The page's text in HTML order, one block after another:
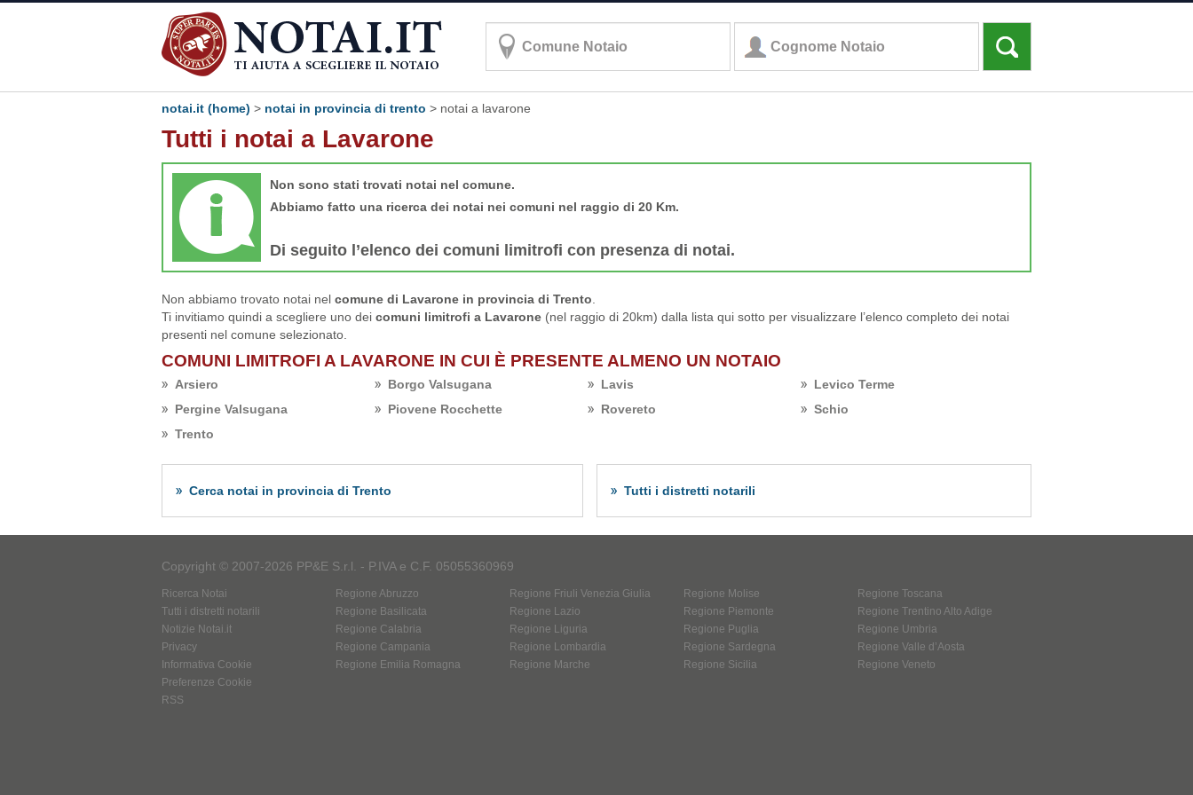
notai.it (home) > notai in provincia di trento > notai a lavarone
Tutti i notai a Lavarone
Non sono stati trovati notai nel comune.
Abbiamo fatto una ricerca dei notai nei comuni nel raggio di 20 Km.
Di seguito l’elenco dei comuni limitrofi con presenza di notai.
Non abbiamo trovato notai nel comune di Lavarone in provincia di Trento
Ti invitiamo quindi a scegliere uno dei comuni limitrofi a Lavarone (nel raggio di 20km) dalla lista qui sotto per visualizzare l’elenco completo dei notai
presenti nel comune selezionato.
COMUNI LIMITROFI A LAVARONE IN CUI È PRESENTE ALMENO UN NOTAIO
Arsiero Borgo Valsugana Lavis
Levico Terme
Pergine Valsugana
Piovene Rocchette Rovereto
Schio
Trento
Cerca notai in provincia di Trento Tutti i distretti notarili
Copyright © 2007-2026 PP&E S.r.l. - P.IVA e C.F. 05055360969
Ricerca Notai
Tutti i distretti notarili
Notizie Notai.it
Privacy
Informativa Cookie
Preferenze Cookie
RSS
Regione Abruzzo
Regione Basilicata
Regione Calabria
Regione Campania
Regione Emilia Romagna
Regione Friuli Venezia Giulia
Regione Lazio
Regione Liguria
Regione Lombardia
Regione Marche
Regione Molise
Regione Piemonte
Regione Puglia
Regione Sardegna
Regione Sicilia
Regione Toscana
Regione Trentino Alto Adige
Regione Umbria
Regione Valle d’Aosta
Regione Veneto